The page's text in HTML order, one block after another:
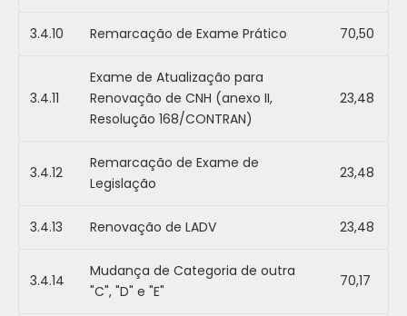
3.4.10 Remarcação de Exame Prático 70,50
3.4.11
Exame de Atualização para
Renovação de CNH (anexo II,
Resolução 168/CONTRAN)
23,48
3.4.12
Remarcação de Exame de
Legislação
23,48
3.4.13 Renovação de LADV 23,48
3.4.14
Mudança de Categoria de outra
"C", "D" e "E"
70,17